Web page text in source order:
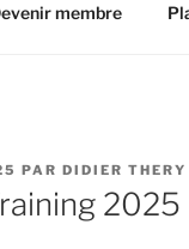
membre
PAR DIDIER THERY
2025